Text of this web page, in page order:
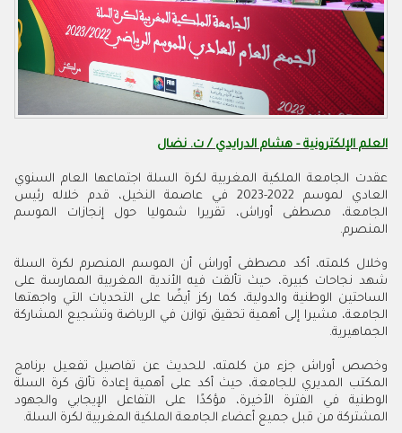
العلم الإلكترونية - هشام الدرايدي / ت. نضال
عقدت الجامعة الملكية المغربية لكرة السلة اجتماعها العام السنوي
العادي لموسم 2022-2023 في عاصمة النخيل، قدم خلاله رئيس
الجامعة، مصطفى أوراش، تقريرا شموليا حول إنجازات الموسم
المنصرم.
وخلال كلمته، أكد مصطفى أوراش أن الموسم المنصرم لكرة السلة
شهد نجاحات كبيرة، حيث تألقت فيه الأندية المغربية الممارسة على
الساحتين الوطنية والدولية، كما ركز أيضًا على التحديات التي واجهتها
الجامعة، مشيرا إلى أهمية تحقيق توازن في الرياضة وتشجيع المشاركة
الجماهيرية.
وخصص أوراش جزء من كلمته، للحديث عن تفاصيل تفعيل برنامج
المكتب المديري للجامعة، حيث أكد على أهمية إعادة تألق كرة السلة
الوطنية في الفترة الأخيرة، مؤكدًا على التفاعل الإيجابي والجهود
المشتركة من قبل جميع أعضاء الجامعة الملكية المغربية لكرة السلة.